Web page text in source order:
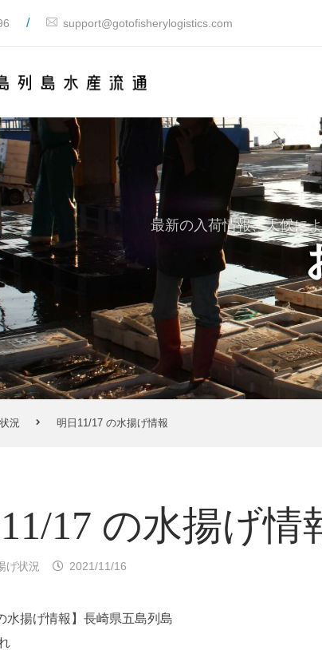
/ support@gotofisherylogistics.com
最新の入荷情報、天候に
況 明日11/17 の水揚げ情報
17 の水揚げ情
げ状況 2021/11/16
水揚げ情報】長崎県五島列島
れ